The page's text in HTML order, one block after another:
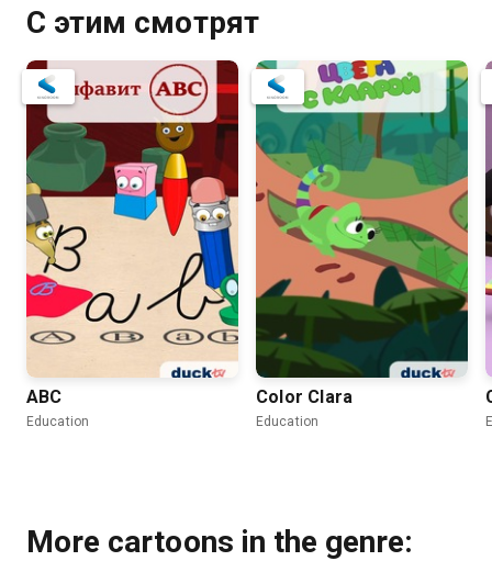
С этим смотрят
ABC
Education
Color Clara
Education
More cartoons in the genre: